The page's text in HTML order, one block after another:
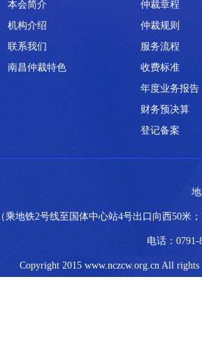
本会简介
机构介绍
联系我们
南昌仲裁特色
仲裁章程
仲裁规则
服务流程
收费标准
年度业务报告
财务预决算
登记备案
（乘地铁2号线至国体中心站4号出口向西50米
电话：0791-
Copyright 2015 www.nczcw.org.cn All